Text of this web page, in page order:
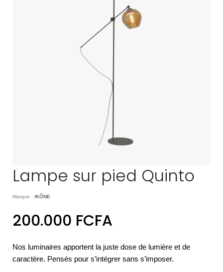
Lampe sur pied Quinto
Marque : IKÔNE
200.000 FCFA
Nos luminaires apportent la juste dose de lumière et de
caractère. Pensés pour s’intégrer sans s’imposer.